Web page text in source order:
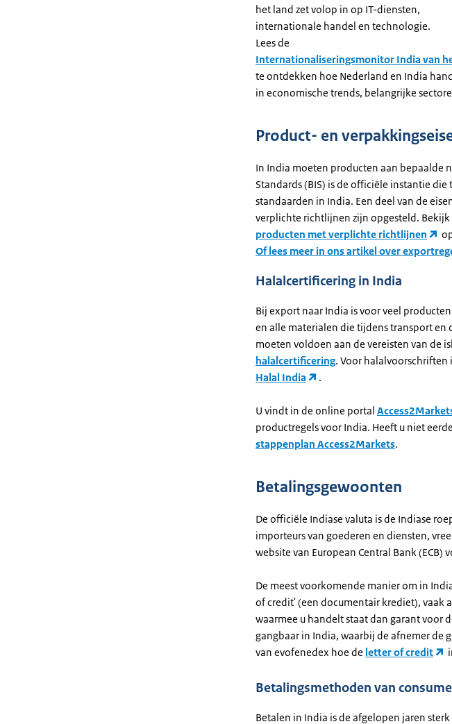
het land zet volop in op IT-diensten,
internationale handel en technologie.
Lees de
Internationaliseringsmonitor India van
te ontdekken hoe Nederland en India
in economische trends, belangrijke
Product- en
In India moeten producten aan bepaalde
Standards (BIS) is de officiële instantie
standaarden in India. Een deel van de
verplichte richtlijnen zijn opgesteld.
producten met verplichte richtlijnen
Of lees meer in ons artikel over
Halalcertificering in India
Bij export naar India is voor veel
en alle materialen die tijdens transport en
moeten voldoen aan de vereisten van de
halalcertificering. Voor
Halal India
.
U vindt in de online portal
productregels voor India. Heeft u niet
stappenplan Access2Markets.
Betalingsgewoonten
De officiële Indiase valuta is de Indiase
importeurs van goederen en diensten,
website van European Central Bank (ECB)
De meest voorkomende manier om in
of credit' (een documentair krediet), vaak
waarmee u handelt staat dan garant voor
gangbaar in India, waarbij de afnemer de
van evofenedex hoe de letter of credit
Betalingsmethoden van
Betalen in India is de afgelopen jaren